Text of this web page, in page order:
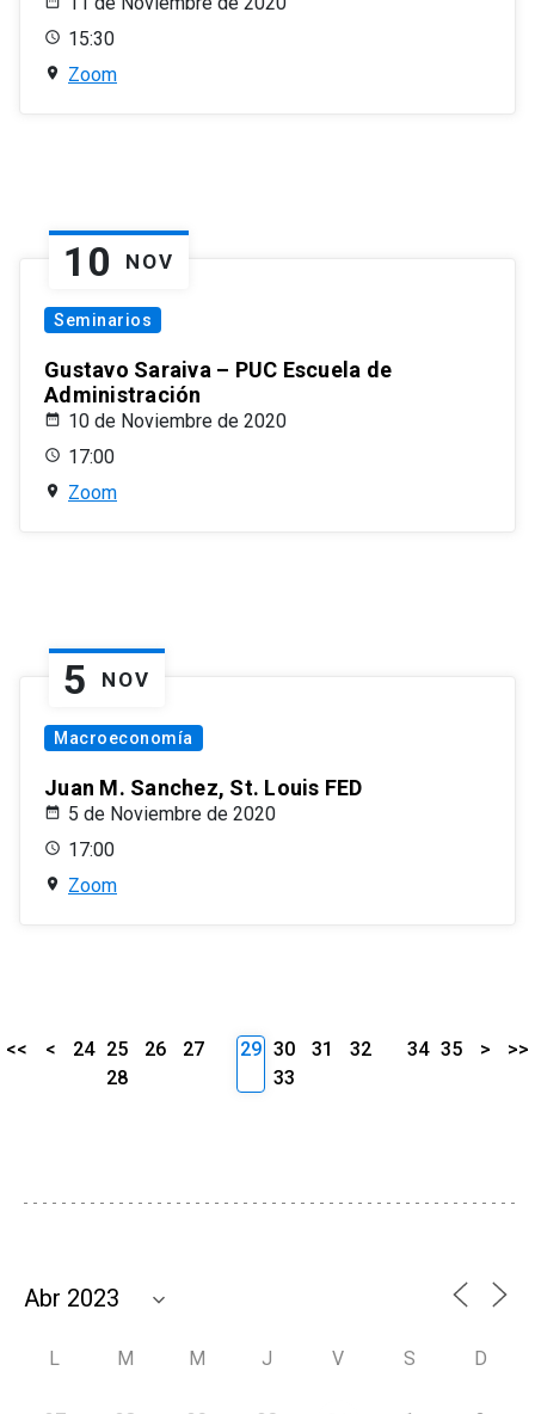
15:30
Zoom
10 NOV
Seminarios
Gustavo Saraiva – PUC Escuela de
Administración
10 de Noviembre de 2020
17:00
Zoom
5 NOV
Macroeconomía
Juan M. Sanchez, St. Louis FED
5 de Noviembre de 2020
17:00
Zoom
<< < 24 25 26
27
28
29 30 31
32
33
34 35 > >>
L M M J V S D